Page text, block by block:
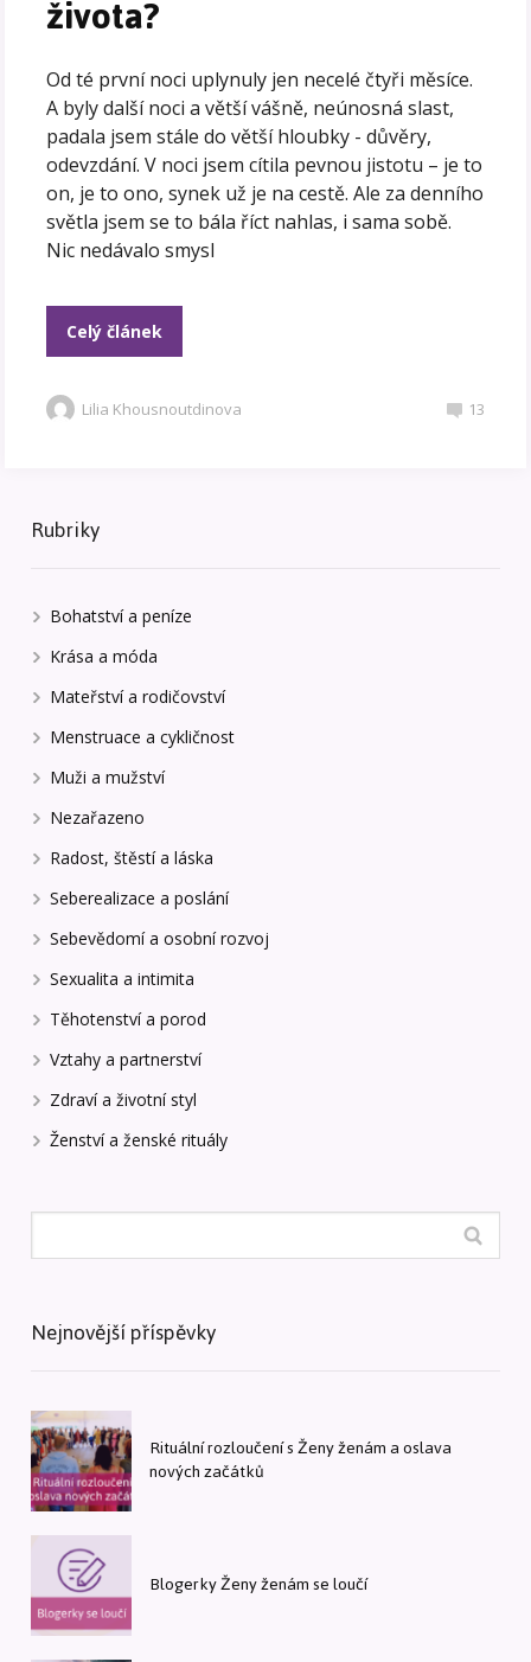
života?
Od té první noci uplynuly jen necelé čtyři měsíce.
A byly další noci a větší vášně, neúnosná slast,
padala jsem stále do větší hloubky - důvěry,
odevzdání. V noci jsem cítila pevnou jistotu – je to
on, je to ono, synek už je na cestě. Ale za denního
světla jsem se to bála říct nahlas, i sama sobě.
Nic nedávalo smysl
Celý článek
Lilia Khousnoutdinova 13
Rubriky
Bohatství a peníze
Krása a móda
Mateřství a rodičovství
Menstruace a cykličnost
Muži a mužství
Nezařazeno
Radost, štěstí a láska
Seberealizace a poslání
Sebevědomí a osobní rozvoj
Sexualita a intimita
Těhotenství a porod
Vztahy a partnerství
Zdraví a životní styl
Ženství a ženské rituály
Nejnovější příspěvky
Rituální rozloučení s Ženy ženám a oslava
nových začátků
Blogerky Ženy ženám se loučí